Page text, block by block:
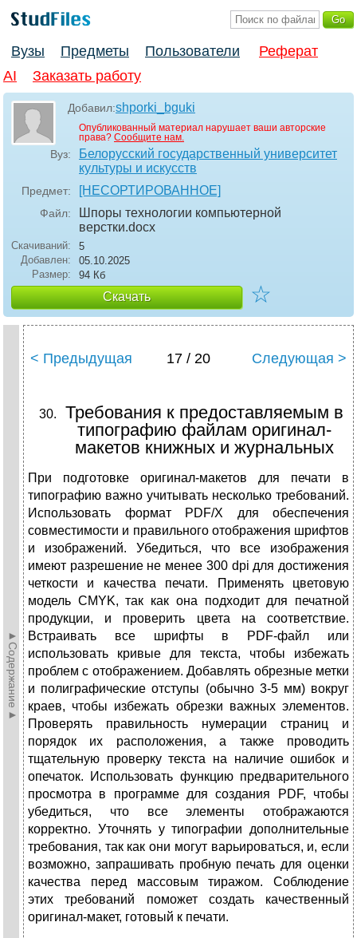
Вузы Предметы Пользователи
Реферат
AI
Заказать работу
Добавил:shporki_bguki
Опубликованный материал нарушает ваши авторские
права? Сообщите нам.
Вуз:
Белорусский государственный университет
культуры и искусств
Предмет: [НЕСОРТИРОВАННОЕ]
Файл:
Шпоры технологии компьютерной
верстки.docx
Скачиваний:
5
Добавлен:
05.10.2025
Размер:
94 Кб
Скачать ☆
►Содержание►
< Предыдущая 17 / 20 Следующая >
Требования к предоставляемым в
типографию файлам оригинал-
макетов книжных и журнальных
При подготовке оригинал-макетов для печати в
типографию важно учитывать несколько требований.
Использовать формат PDF/X для обеспечения
совместимости и правильного отображения шрифтов
и изображений. Убедиться, что все изображения
имеют разрешение не менее 300 dpi для достижения
четкости и качества печати. Применять цветовую
модель CMYK, так как она подходит для печатной
продукции, и проверить цвета на соответствие.
Встраивать все шрифты в PDF-файл или
использовать кривые для текста, чтобы избежать
проблем с отображением. Добавлять обрезные метки
и полиграфические отступы (обычно 3-5 мм) вокруг
краев, чтобы избежать обрезки важных элементов.
Проверять правильность нумерации страниц и
порядок их расположения, а также проводить
тщательную проверку текста на наличие ошибок и
опечаток. Использовать функцию предварительного
просмотра в программе для создания PDF, чтобы
убедиться, что все элементы отображаются
корректно. Уточнять у типографии дополнительные
требования, так как они могут варьироваться, и, если
возможно, запрашивать пробную печать для оценки
качества перед массовым тиражом. Соблюдение
этих требований поможет создать качественный
оригинал-макет, готовый к печати.